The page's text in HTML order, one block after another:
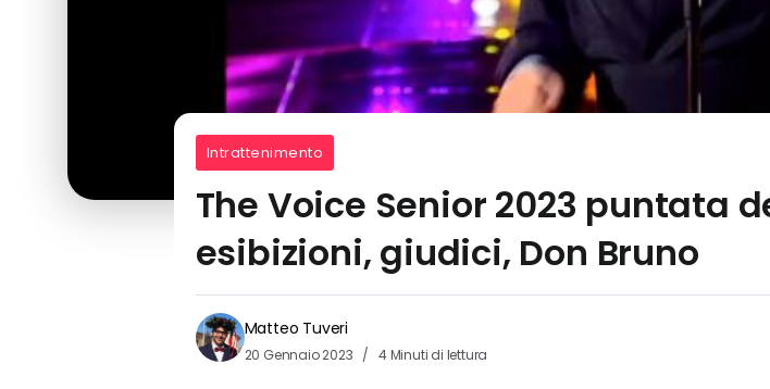
Intrattenimento
The Voice Senior 2023 puntata
esibizioni, giudici, Don Bruno
Matteo Tuveri
20 Gennaio 2023 4 Minuti di lettura